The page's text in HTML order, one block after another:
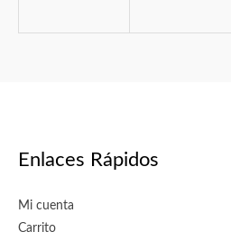
Enlaces Rápidos
Mi cuenta
Carrito